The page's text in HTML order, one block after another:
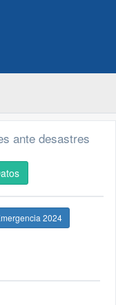
ante desastres
2024